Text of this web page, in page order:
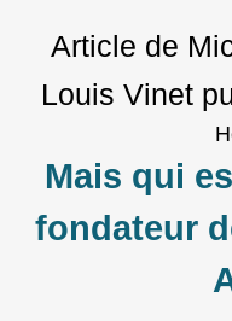
Article de
Louis Vinet
Mais qui
fondateur